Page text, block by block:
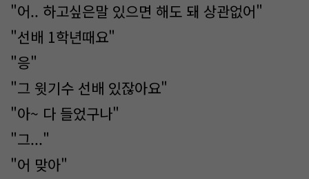
"어.. 하고싶은말 있으면 해도 돼 상관없어"
"선배 1학년때요"
"응"
"그 윗기수 선배 있잖아요"
"아~ 다 들었구나"
"그..."
"어 맞아"